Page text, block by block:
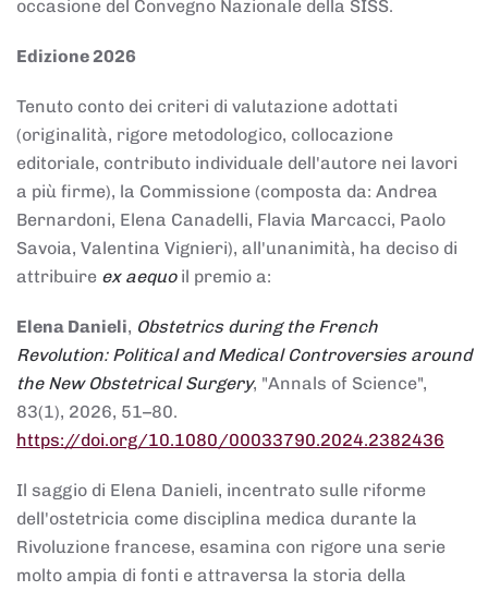
occasione del Convegno Nazionale della SISS.
Edizione 2026
Tenuto conto dei criteri di valutazione adottati
(originalità, rigore metodologico, collocazione
editoriale, contributo individuale dell'autore nei lavori
a più firme), la Commissione (composta da: Andrea
Bernardoni, Elena Canadelli, Flavia Marcacci, Paolo
Savoia, Valentina Vignieri), all'unanimità, ha deciso di
attribuire ex aequoil premio a:
Elena Danieli, Obstetrics during the French
Revolution: Political and Medical Controversies around
the New Obstetrical Surgery, "Annals of Science",
83(1), 2026, 51–80.
https://doi.org/10.1080/00033790.2024.2382436
Il saggio di Elena Danieli, incentrato sulle riforme
dell'ostetricia come disciplina medica durante la
Rivoluzione francese, esamina con rigore una serie
molto ampia di fonti e attraversa la storia della